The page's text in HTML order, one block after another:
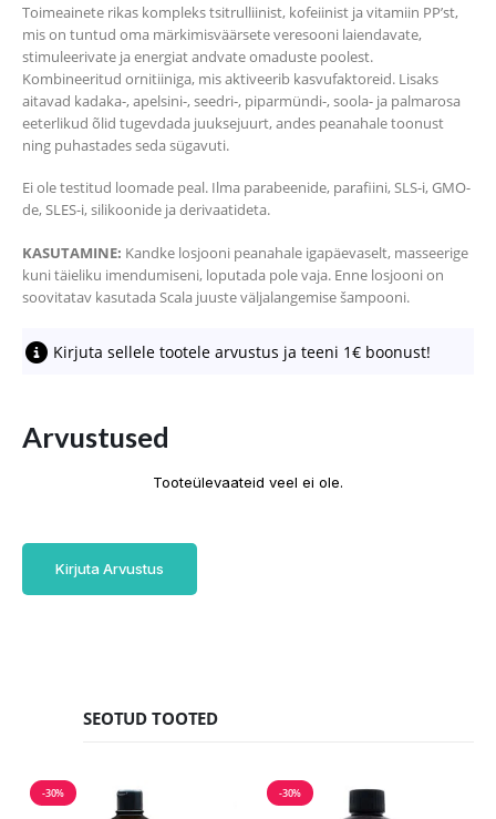
Toimeainete rikas kompleks tsitrulliinist, kofeiinist ja vitamiin PP’st,
mis on tuntud oma märkimisväärsete veresooni laiendavate,
stimuleerivate ja energiat andvate omaduste poolest.
Kombineeritud ornitiiniga, mis aktiveerib kasvufaktoreid. Lisaks
aitavad kadaka-, apelsini-, seedri-, piparmündi-, soola- ja palmarosa
eeterlikud õlid tugevdada juuksejuurt, andes peanahale toonust
ning puhastades seda sügavuti.
Ei ole testitud loomade peal. Ilma parabeenide, parafiini, SLS-i, GMO-
de, SLES-i, silikoonide ja derivaatideta.
KASUTAMINE: Kandke losjooni peanahale igapäevaselt, masseerige
kuni täieliku imendumiseni, loputada pole vaja. Enne losjooni on
soovitatav kasutada Scala juuste väljalangemise šampooni.
Kirjuta sellele tootele arvustus ja teeni 1€ boonust!
Arvustused
Tooteülevaateid veel ei ole.
Kirjuta Arvustus
SEOTUD TOOTED
-30% -30%